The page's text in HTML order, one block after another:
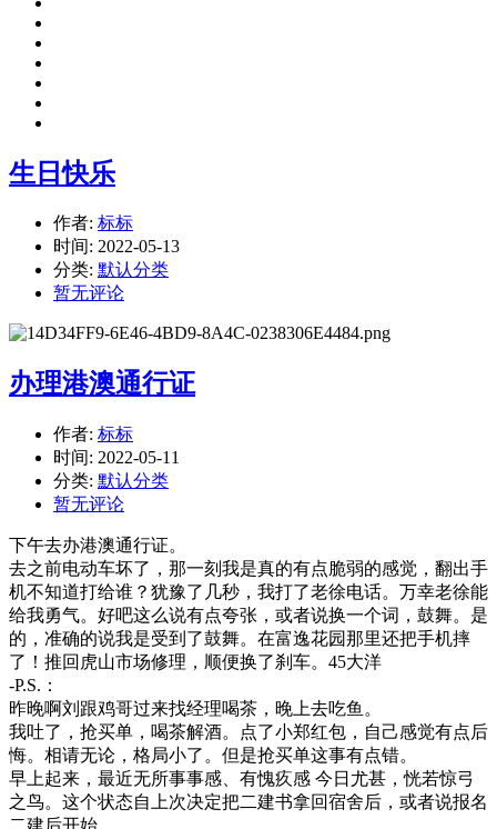
生日快乐
作者: 标标
时间: 2022-05-13
分类: 默认分类
暂无评论
办理港澳通行证
作者: 标标
时间: 2022-05-11
分类: 默认分类
暂无评论
下午去办港澳通行证。
去之前电动车坏了，那一刻我是真的有点脆弱的感觉，翻出手
机不知道打给谁？犹豫了几秒，我打了老徐电话。万幸老徐能
给我勇气。好吧这么说有点夸张，或者说换一个词，鼓舞。是
的，准确的说我是受到了鼓舞。在富逸花园那里还把手机摔
了！推回虎山市场修理，顺便换了刹车。45大洋
-P.S.：
昨晚啊刘跟鸡哥过来找经理喝茶，晚上去吃鱼。
我吐了，抢买单，喝茶解酒。点了小郑红包，自己感觉有点后
悔。相请无论，格局小了。但是抢买单这事有点错。
早上起来，最近无所事事感、有愧疚感 今日尤甚，恍若惊弓
之鸟。这个状态自上次决定把二建书拿回宿舍后，或者说报名